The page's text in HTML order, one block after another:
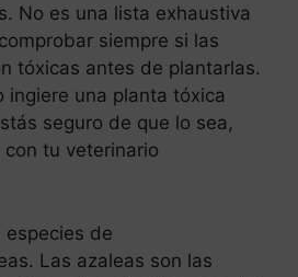
No es una lista exhaustiva
siempre si las
tóxicas antes de plantarlas.
ingiere una planta tóxica
seguro de que lo sea,
tu veterinario
especies de
Las azaleas son las